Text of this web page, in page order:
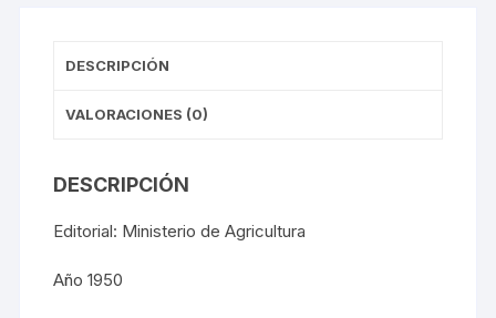
DESCRIPCIÓN
VALORACIONES (0)
DESCRIPCIÓN
Editorial: Ministerio de Agricultura
Año 1950